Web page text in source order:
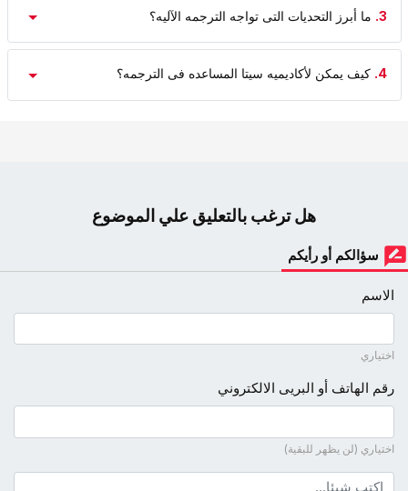
3. ما أبرز التحدیات التی تواجه الترجمه الآلیه؟
4. کیف یمکن لأکادیمیه سیتا المساعده فی الترجمه؟
هل ترغب بالتعليق علي الموضوع
سؤالكم أو رأيكم
الاسم
اختياري
رقم الهاتف أو البريى الالكتروني
اختياري (لن يظهر للبقية)
نص التعليق